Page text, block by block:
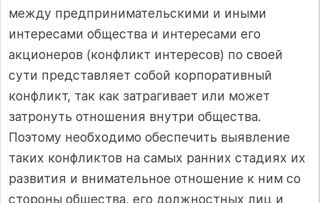
между предпринимательскими и иными
интересами общества и интересами его
акционеров (конфликт интересов) по своей
сути представляет собой корпоративный
конфликт, так как затрагивает или может
затронуть отношения внутри общества.
Поэтому необходимо обеспечить выявление
таких конфликтов на самых ранних стадиях их
развития и внимательное отношение к ним со
стороны общества, его должностных лиц и